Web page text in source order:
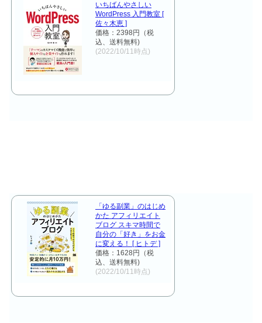
いちばんやさしい
WordPress 入門教室 [
佐々木恵 ]
価格：2398円（税
込、送料無料)
(2022/10/11時点)
「ゆる副業」のはじめ
かた アフィリエイト
ブログ スキマ時間で
自分の「好き」をお金
に変える！ [ ヒトデ ]
価格：1628円（税
込、送料無料)
(2022/10/11時点)